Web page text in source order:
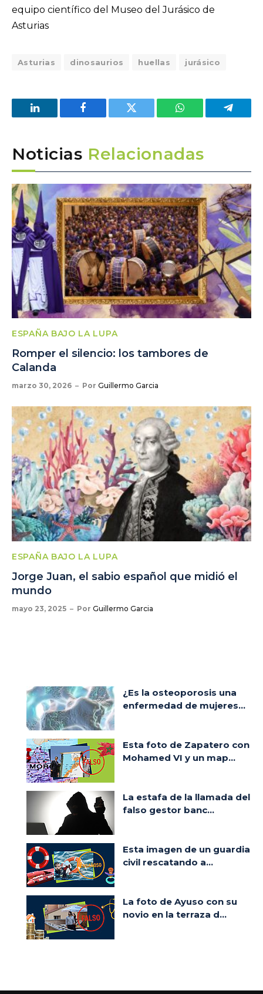
equipo científico del Museo del Jurásico de
Asturias
Asturias dinosaurios huellas jurásico
LinkedIn Facebook Twitter WhatsApp
Noticias Relacionadas
ESPAÑA BAJO LA LUPA
Romper el silencio: los tambores de
Calanda
marzo 30, 2026 Por Guillermo Garcia
ESPAÑA BAJO LA LUPA
Jorge Juan, el sabio español que midió el
mundo
mayo 23, 2025 Por Guillermo Garcia
¿Es la osteoporosis una
enfermedad de mujeres...
Esta foto de Zapatero con
Mohamed VI y un map...
La estafa de la llamada del
falso gestor banc...
Esta imagen de un guardia
civil rescatando a...
La foto de Ayuso con su
novio en la terraza d...